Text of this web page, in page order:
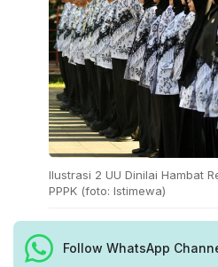
Ilustrasi 2 UU Dinilai Hambat
PPPK (foto: Istimewa)
Follow WhatsApp